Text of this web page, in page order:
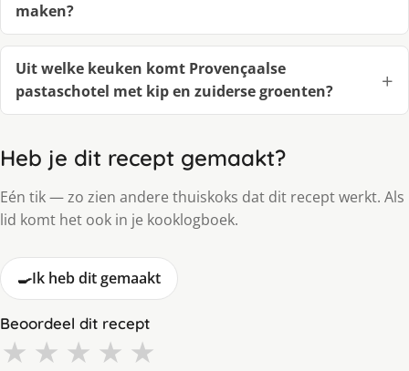
maken?
Uit welke keuken komt Provençaalse
pastaschotel met kip en zuiderse groenten?
Heb je dit recept gemaakt?
Eén tik — zo zien andere thuiskoks dat dit recept werkt. Als
lid komt het ook in je kooklogboek.
🍳Ik heb dit gemaakt
Beoordeel dit recept
★ ★ ★ ★ ★